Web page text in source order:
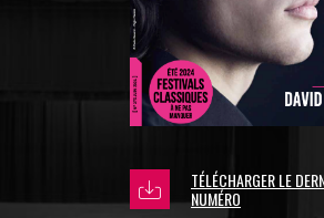
TÉLÉCHARGER LE
NUMÉRO